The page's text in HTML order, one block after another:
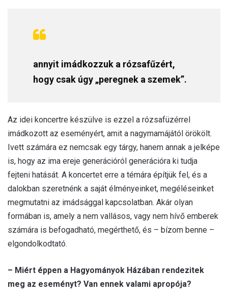
annyit imádkozzuk a rózsafűzért,
hogy csak úgy „peregnek a szemek”.
Az idei koncertre készülve is ezzel a rózsafüzérrel
imádkozott az eseményért, amit a nagymamájától örökölt.
Ivett számára ez nemcsak egy tárgy, hanem annak a jelképe
is, hogy az ima ereje generációról generációra ki tudja
fejteni hatását. A koncertet erre a témára építjük fel, és a
dalokban szeretnénk a saját élményeinket, megéléseinket
megmutatni az imádsággal kapcsolatban. Akár olyan
formában is, amely a nem vallásos, vagy nem hívő emberek
számára is befogadható, megérthető, és – bízom benne –
elgondolkodtató.
– Miért éppen a Hagyományok Házában rendezitek
meg az eseményt? Van ennek valami apropója?